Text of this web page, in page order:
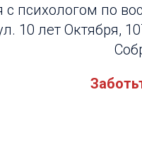
с психологом по
10 лет Октября,